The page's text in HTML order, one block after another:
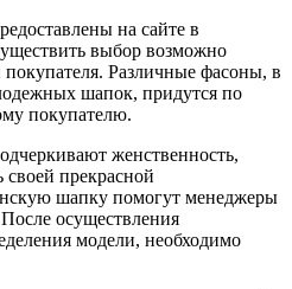
на сайте в
выбор возможно
Различные фасоны, в
шапок, придутся по
покупателю.
женственность,
своей прекрасной
шапку помогут менеджеры
осуществления
модели, необходимо